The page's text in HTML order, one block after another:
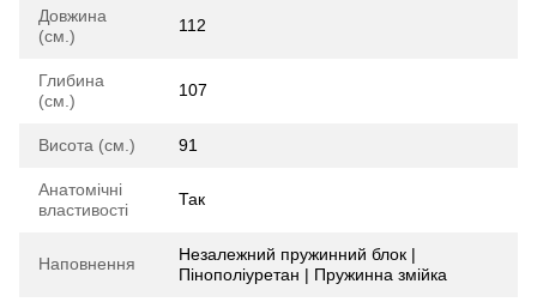
Довжина
(см.)
112
Глибина
(см.)
107
Висота (см.) 91
Анатомічні
властивості
Так
Наповнення
Незалежний пружинний блок |
Пінополіуретан | Пружинна змійка